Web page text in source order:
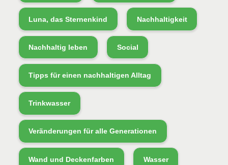
Luna, das Sternenkind Nachhaltigkeit
Nachhaltig leben Social
Tipps für einen nachhaltigen Alltag
Trinkwasser
Veränderungen für alle Generationen
Wand und Deckenfarben Wasser